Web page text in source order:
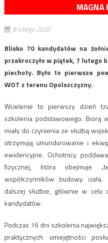
MAGNA
8 lutego 2020
Blisko 70 kandydatów na
przekroczyło w piątek, 7 lutego
piechoty. Było to pierwsze
WOT z terenu Opolszczyzny.
Wcielenie to pierwszy dzień
szkolenia podstawowego.
miały do czynienia ze służbą
otrzymują umundurowanie i
ewidencyjne. Ochotnicy
fizycznej, która obejmuje
współczynników budowy
dalszej służbie, głównie w celu
kandydatów.
Podczas 16 dni szkolenia
praktycznych umiejętności